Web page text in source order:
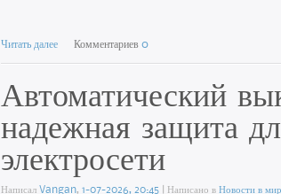
Читать далее Комментариев0
Автоматический
надежная защита
электросети
НаписалVangan, 1-07-2026, 20:45 | Написано вНовости в